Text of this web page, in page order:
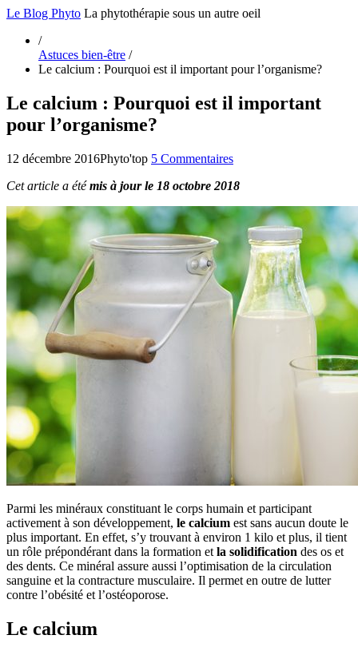
Le Blog Phyto La phytothérapie sous un autre oeil
/
Astuces bien-être /
Le calcium : Pourquoi est il important pour l’organisme?
Le calcium : Pourquoi est il important
pour l’organisme?
12 décembre 2016Phyto'top 5 Commentaires
Cet article a étémis à jour le 18 octobre 2018
Parmi les minéraux constituant le corps humain et participant
activement à son développement, le calcium est sans aucun doute le
plus important. En effet, s’y trouvant à environ 1 kilo et plus, il tient
un rôle prépondérant dans la formation et la solidification des os et
des dents. Ce minéral assure aussi l’optimisation de la circulation
sanguine et la contracture musculaire. Il permet en outre de lutter
contre l’obésité et l’ostéoporose.
Le calcium